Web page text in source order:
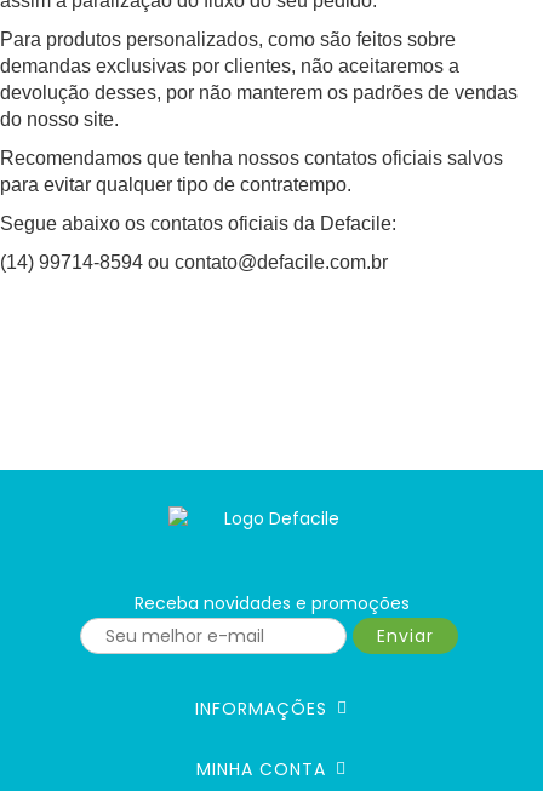
Para produtos personalizados, como são feitos sobre
demandas exclusivas por clientes, não aceitaremos a
devolução desses, por não manterem os padrões de vendas
do nosso site.
Recomendamos que tenha nossos contatos oficiais salvos
para evitar qualquer tipo de contratempo.
Segue abaixo os contatos oficiais da Defacile:
(14) 99714-8594 ou contato@defacile.com.br
Receba novidades e promoções
Enviar
INFORMAÇÕES
MINHA CONTA